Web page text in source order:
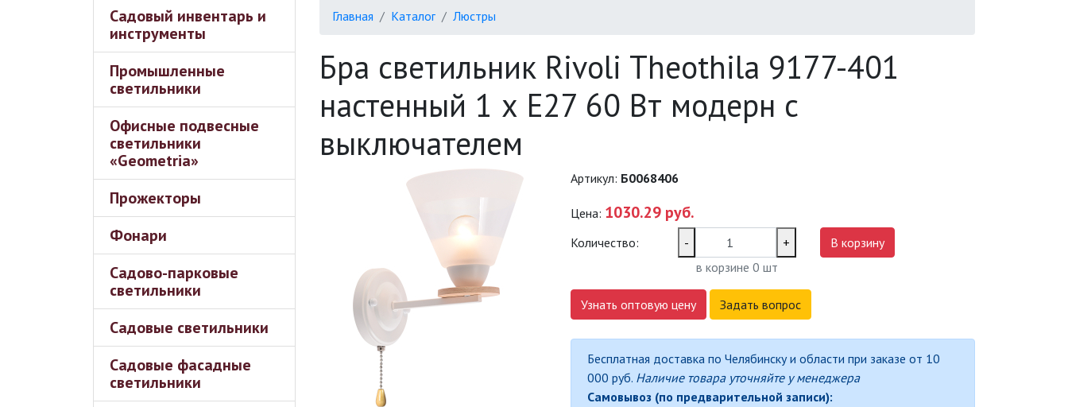
Садовый инвентарь и
инструменты
Промышленные
светильники
Офисные подвесные
светильники
«Geometria»
Прожекторы
Фонари
Садово-парковые
светильники
Садовые светильники
Садовые фасадные
светильники
Главная Каталог Люстры
Бра светильник Rivoli Theothila 9177-401
настенный 1 х Е27 60 Вт модерн с
выключателем
Артикул: Б0068406
Цена: 1030.29 руб.
Количество: -
+
в корзине0 шт
В корзину
Узнать оптовую цену Задать вопрос
Бесплатная доставка по Челябинску и области при заказе от 10
000 руб. Наличие товара уточняйте у менеджера
Самовывоз (по предварительной записи):